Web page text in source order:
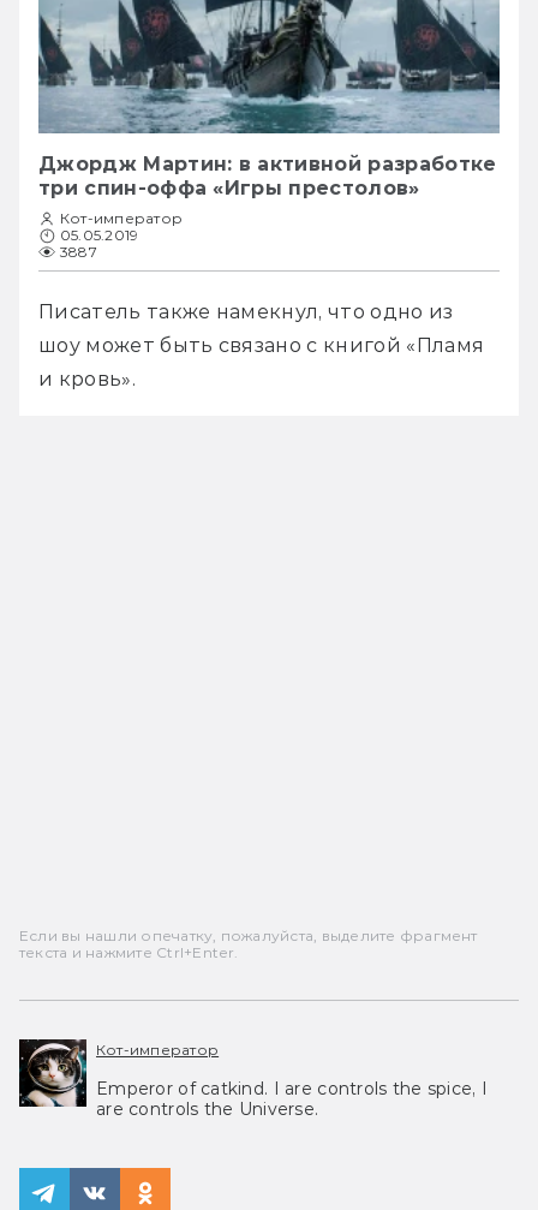
Джордж Мартин: в активной разработке
три спин-оффа «Игры престолов»
Кот-император
05.05.2019
3887
Писатель также намекнул, что одно из
шоу может быть связано с книгой «Пламя
и кровь».
Если вы нашли опечатку, пожалуйста, выделите фрагмент
текста и нажмите Ctrl+Enter.
Кот-император
Emperor of catkind. I are controls the spice, I
are controls the Universe.